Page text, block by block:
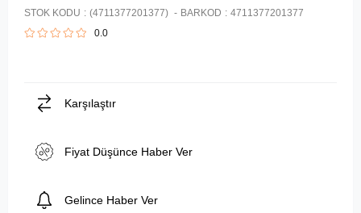
STOK KODU (4711377201377) BARKOD : 4711377201377
0.0
Karşılaştır
Fiyat Düşünce Haber Ver
Gelince Haber Ver